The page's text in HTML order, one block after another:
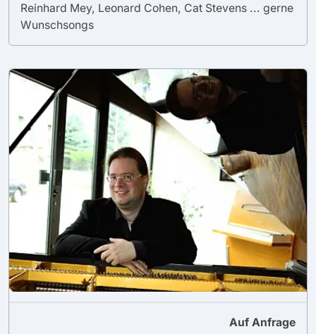
Reinhard Mey, Leonard Cohen, Cat Stevens ... gerne
Wunschsongs
Auf Anfrage